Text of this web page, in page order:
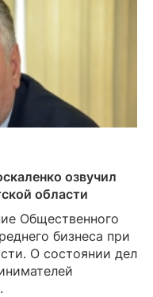
озвучил
области
Общественного
бизнеса при
О состоянии дел